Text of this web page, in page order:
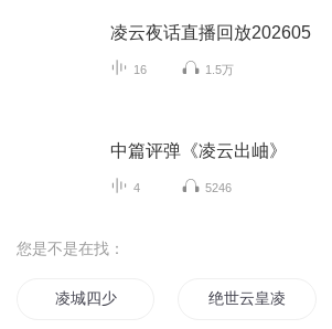
凌云夜话直播回放202605
16 1.5万
中篇评弹《凌云出岫》
4 5246
您是不是在找：
凌城四少 绝世云皇凌志